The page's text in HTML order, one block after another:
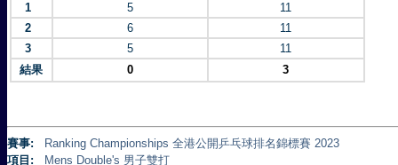
1
5
11
2
6
11
3
5
11
結果
0 3
賽事:
Ranking Championships 全港公開乒乓球排名錦標賽 2023
項目:
Mens Double's 男子雙打